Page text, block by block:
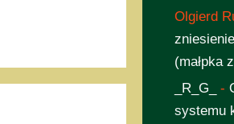
Olgierd
(małpka
_R_G_
-
systemu